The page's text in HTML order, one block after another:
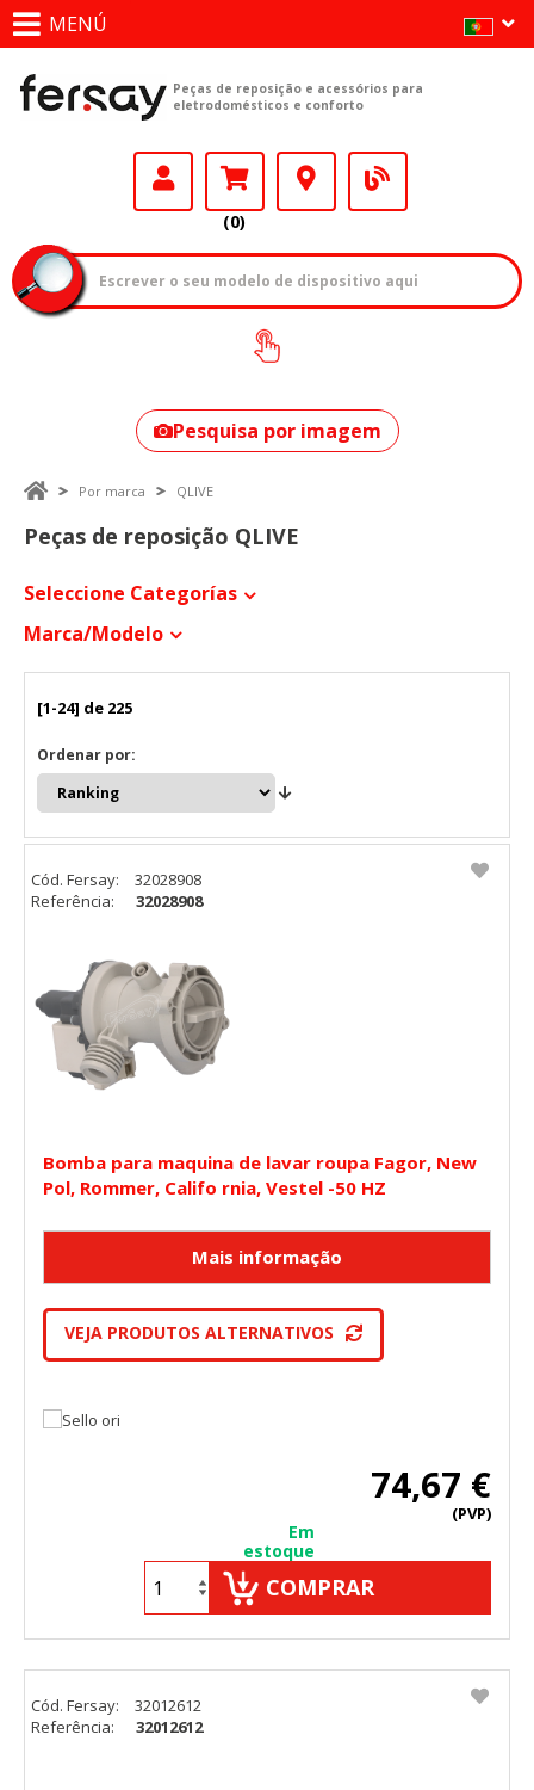
MENÚ
Peças de reposição e acessórios para
eletrodomésticos e conforto
(0)
Como encontrar
o seu modelo?
Pesquisa por imagem
Por marca QLIVE
Peças de reposição QLIVE
Seleccione Categorías
Marca/modelo
[1-24] de 225
Ordenar por:
Bomba para maquina de lavar roupa Fagor, New
Pol, Rommer, Califo rnia, Vestel -50 HZ
VEJA PRODUTOS ALTERNATIVOS
74,67 €
(PVP)
Em
estoque
COMPRAR
Cód. Fersay:
32028908
Referência:
32028908
Cód. Fersay:
32012612
Referência:
32012612